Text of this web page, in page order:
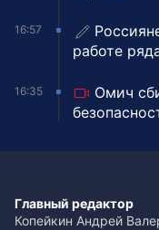
16:57
работе
16:35
Омич
Главный редактор
Копейкин Андрей